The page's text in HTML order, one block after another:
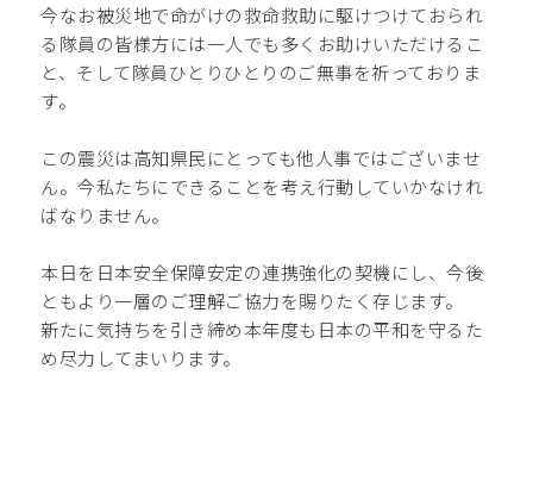
今なお被災地で命がけの救命救助に駆けつけておられ
る隊員の皆様方には一人でも多くお助けいただけるこ
と、そして隊員ひとりひとりのご無事を祈っておりま
す。
この震災は高知県民にとっても他人事ではございませ
ん。今私たちにできることを考え行動していかなけれ
ばなりません。
本日を日本安全保障安定の連携強化の契機にし、今後
ともより一層のご理解ご協力を賜りたく存じます。
新たに気持ちを引き締め本年度も日本の平和を守るた
め尽力してまいります。